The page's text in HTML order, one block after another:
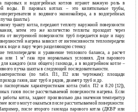
паровых и водогрейных котлов играют важную роль в
воды. В паровых котлах – это кипятильные трубы,
и водяного экономайзера, а в водогрейных
пучка (шахты).
тракту котла, передают теплоту наружной поверхности
затем это же количество теплоты проходит через
от внутренней поверхности труб передается воде и пару.
нагрева зависит от интенсивности теплопередачи
к воде и пару через разделяющую стенку.
теплопередачи и уравнение теплового баланса, а расчет
или 1 м3 газа при нормальных условиях. Для парового
для каждого (или общего) газохода, а в водогрейном котле –
пучка шахты в следующей последовательности.
(по табл. П1, П2 или чертежам): площади
газов, шаг труб и рядов, диаметр труб и др.
паспортным характеристикам котла (табл. П2 и 8.20 12 ),
газов после рассчитываемой поверхности нагрева. Если
котла, задают произвольно два значения температур
всего могут оказаться после рассчитываемой поверхности
после второго газохода парового котла (ДКВР или